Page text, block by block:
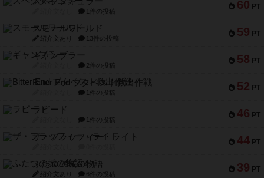
60 PT
1件の投稿
59 PT
スモールワールド
紹介文あり 13件の投稿
58 PT
ギャンブラー
2件の投稿
52 PT
Bitter End ブタペスト救出作戦
1件の投稿
46 PT
ラピード
1件の投稿
44 PT
ザ・フラッフィー・ライト
39 PT
ふたつの城の物語
紹介文あり 6件の投稿